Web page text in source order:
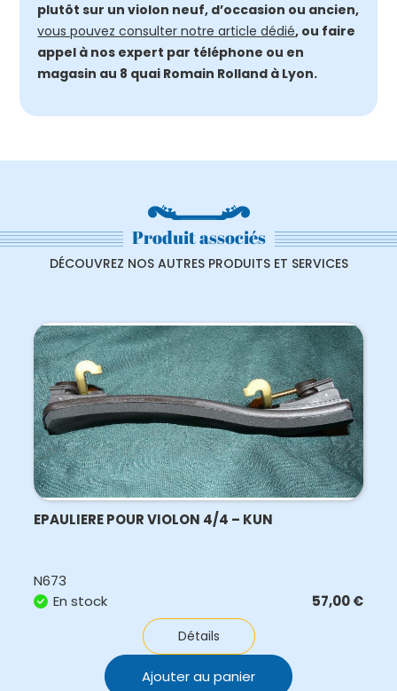
plutôt sur un violon neuf, d’occasion ou ancien,
vous pouvez consulter notre article dédié, ou faire
appel à nos expert par téléphone ou en
magasin au 8 quai Romain Rolland à Lyon.
Produit associés
DÉCOUVREZ NOS AUTRES PRODUITS ET SERVICES
EPAULIERE POUR VIOLON 4/4 – KUN
N673
En stock
57,00€
Détails
Ajouter au panier